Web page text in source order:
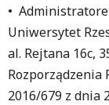
•
Uniwersytet
al. Rejtana 16c,
Rozporządzenia
2016/679 z dnia